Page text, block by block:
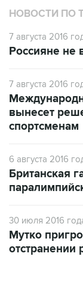
НОВОСТИ ПО
7 августа 2016
Россияне не
7 августа 2016
вынесет
спортсменам
6 августа 2016
Британская
30 июля 2016
Мутко
отстранении